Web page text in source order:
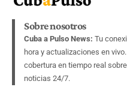
Sobre nosotros
Cuba a Pulso News: Tu
hora y actualizaciones en
cobertura en tiempo real
noticias 24/7.